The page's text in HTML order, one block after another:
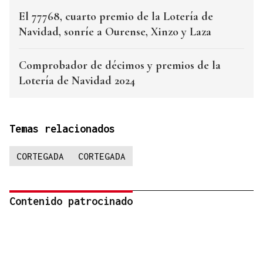
El 77768, cuarto premio de la Lotería de
Navidad, sonríe a Ourense, Xinzo y Laza
Comprobador de décimos y premios de la
Lotería de Navidad 2024
Temas relacionados
CORTEGADA CORTEGADA
Contenido patrocinado